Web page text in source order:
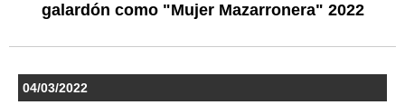
galardón como "Mujer Mazarronera" 2022
04/03/2022